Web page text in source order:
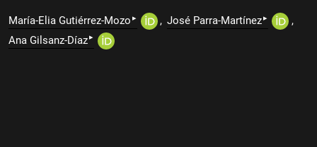
María-Elia Gutiérrez-Mozo ▸ José Parra-Martínez▸
Ana Gilsanz-Díaz▸